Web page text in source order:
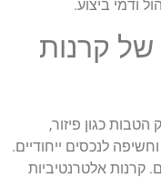
ודמי ביצוע.
של קרנות
כגון פיזור,
לנכסים ייחודיים.
קרנות אלטרנטיביות